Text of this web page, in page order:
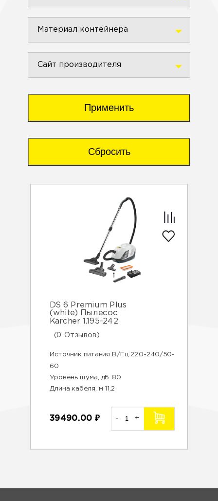
Материал контейнера
Сайт производителя
Применить
Сбросить
DS 6 Premium Plus
(white) Пылесос
Karcher 1.195-242
(0 Отзывов)
Источник питания В/Гц 220-240/50-
60
Уровень шума, дБ 80
Длина кабеля, м 11,2
39490.00 ₽ - +